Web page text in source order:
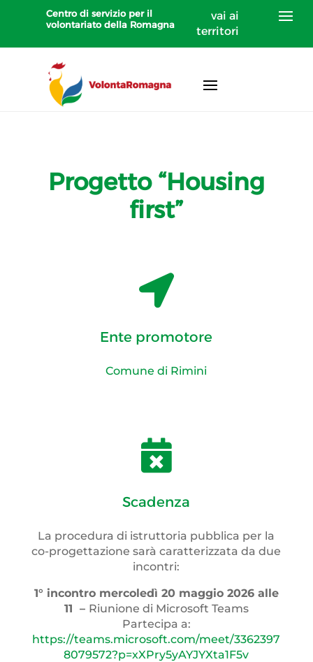
Centro di servizio per il
volontariato della Romagna
vai ai
territori
Progetto “Housing
first”

Ente promotore
Comune di Rimini

Scadenza
La procedura di istruttoria pubblica per la
co-progettazione sarà caratterizzata da due
incontri:
1° incontro mercoledì 20 maggio 2026 alle
11 – Riunione di Microsoft Teams
Partecipa a:
https://teams.microsoft.com/meet/3362397
8079572?p=xXPry5yAYJYXta1F5v